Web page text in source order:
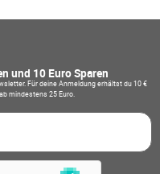
und 10 Euro Sparen
Für deine Anmeldung erhältst du 10 €
mindestens 25 Euro.